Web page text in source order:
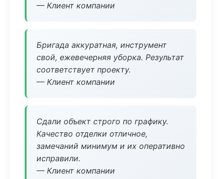
— Клиент компании
Бригада аккуратная, инструмент
свой, ежевечерняя уборка. Результат
соответствует проекту.
— Клиент компании
Сдали объект строго по графику.
Качество отделки отличное,
замечаний минимум и их оперативно
исправили.
— Клиент компании